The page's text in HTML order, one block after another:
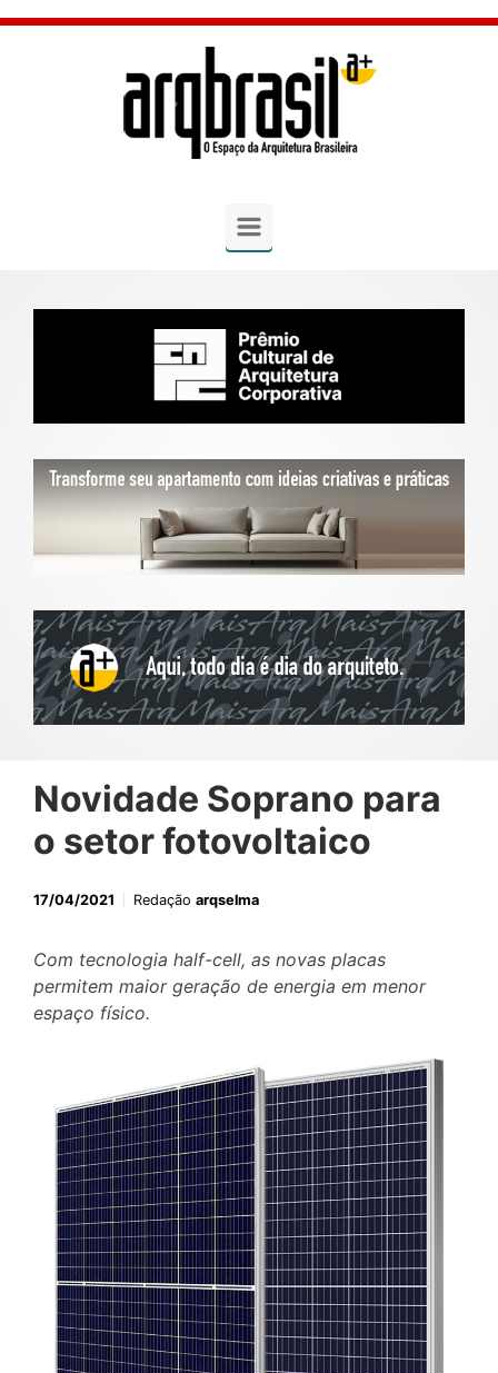
Skip to main content
Novidade Soprano para
o setor fotovoltaico
17/04/2021 Redação arqselma
Com tecnologia half-cell, as novas placas
permitem maior geração de energia em menor
espaço físico.